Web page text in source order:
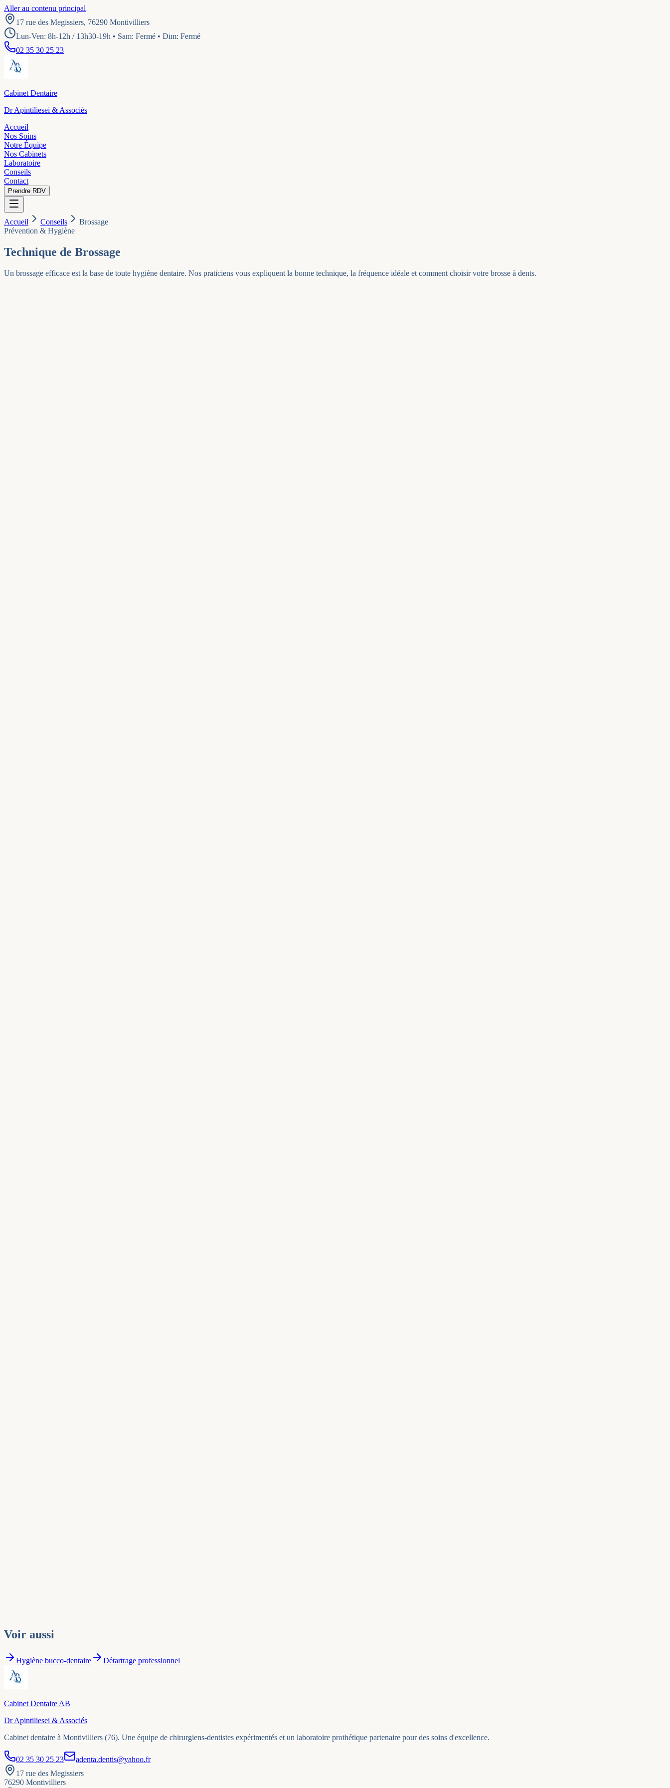
Aller au contenu principal
17 rue des Megissiers, 76290 Montivilliers
Lun-Ven: 8h-12h / 13h30-19h • Sam: Fermé • Dim: Fermé
02 35 30 25 23
Cabinet Dentaire
Dr Apintiliesei & Associés
Accueil
Nos Soins
Notre Équipe
Nos Cabinets
Laboratoire
Conseils
Contact
Prendre RDV
Accueil Conseils
Brossage
Prévention & Hygiène
Technique de Brossage
Un brossage efficace est la base de toute hygiène dentaire. Nos praticiens vous expliquent la bonne technique, la fréquence idéale et comment choisir votre brosse à dents.
Voir aussi
Hygiène bucco-dentaire Détartrage professionnel
Cabinet Dentaire AB
Dr Apintiliesei & Associés
Cabinet dentaire à Montivilliers (76). Une équipe de chirurgiens-dentistes expérimentés et un laboratoire prothétique partenaire pour des soins d'excellence.
02 35 30 25 23
adenta.dentis@yahoo.fr
17 rue des Megissiers
76290 Montivilliers